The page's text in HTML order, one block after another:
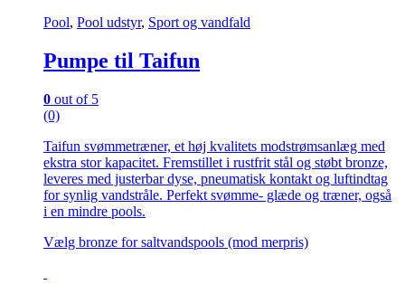
Pool, Pool udstyr, Sport og vandfald
Pumpe til Taifun
0 out of 5
(0)
Taifun svømmetræner, et høj kvalitets modstrømsanlæg med
ekstra stor kapacitet. Fremstillet i rustfrit stål og støbt bronze,
leveres med justerbar dyse, pneumatisk kontakt og luftindtag
for synlig vandstråle. Perfekt svømme- glæde og træner, også
i en mindre pools.
Vælg bronze for saltvandspools (mod merpris)